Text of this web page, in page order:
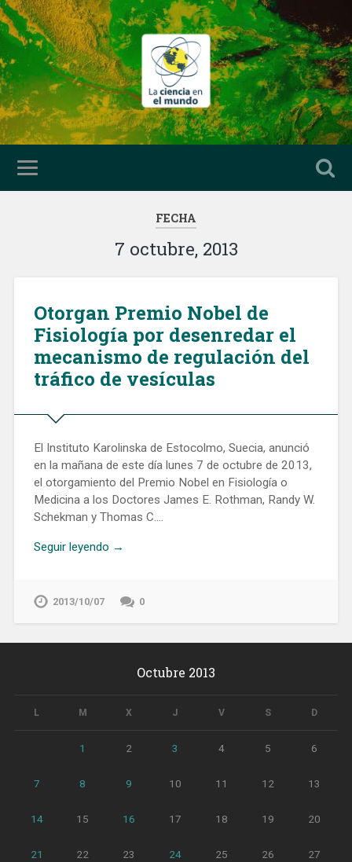
FECHA
7 octubre, 2013
Otorgan Premio Nobel de
Fisiología por desenredar el
mecanismo de regulación del
tráfico de vesículas
El Instituto Karolinska de Estocolmo, Suecia, anunció
en la mañana de este día lunes 7 de octubre de 2013,
el otorgamiento del Premio Nobel en Fisiología o
Medicina a los Doctores James E. Rothman, Randy W.
Schekman y Thomas C….
Seguir leyendo →
2013/10/07 0
Octubre 2013
L M X J V S D
1 2 3 4 5 6
7 8 9 10 11 12 13
14 15 16 17 18 19 20
21 22 23 24 25 26 27